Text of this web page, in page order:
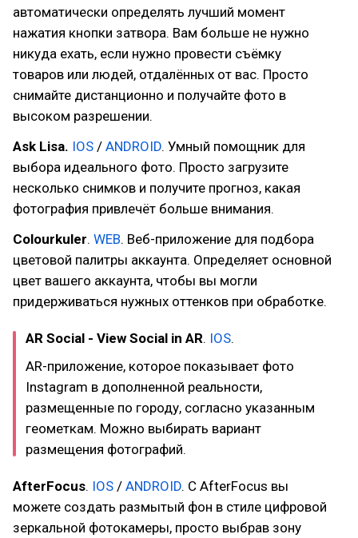
автоматически определять лучший момент
нажатия кнопки затвора. Вам больше не нужно
никуда ехать, если нужно провести съёмку
товаров или людей, отдалённых от вас. Просто
снимайте дистанционно и получайте фото в
высоком разрешении.
Ask Lisa. IOS / ANDROID. Умный помощник для
выбора идеального фото. Просто загрузите
несколько снимков и получите прогноз, какая
фотография привлечёт больше внимания.
Colourkuler. WEB. Веб-приложение для подбора
цветовой палитры аккаунта. Определяет основной
цвет вашего аккаунта, чтобы вы могли
придерживаться нужных оттенков при обработке.
AR Social - View Social in AR. IOS.
AR-приложение, которое показывает фото
Instagram в дополненной реальности,
размещенные по городу, согласно указанным
геометкам. Можно выбирать вариант
размещения фотографий.
AfterFocus. IOS / ANDROID. С AfterFocus вы
можете создать размытый фон в стиле цифровой
зеркальной фотокамеры, просто выбрав зону